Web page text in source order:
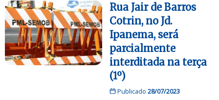
Rua Jair de Barros
Cotrin, no Jd.
Ipanema, será
parcialmente
interditada na terça
(1º)
Publicado 28/07/2023